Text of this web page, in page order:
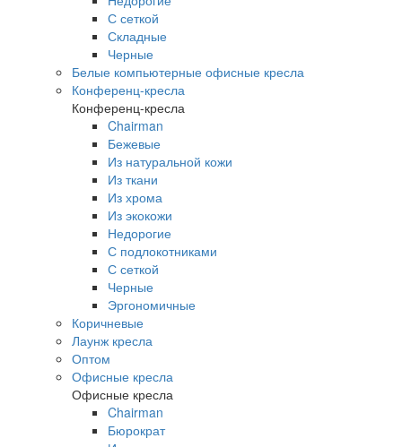
С сеткой
Складные
Черные
Белые компьютерные офисные кресла
Конференц-кресла
Конференц-кресла
Chairman
Бежевые
Из натуральной кожи
Из ткани
Из хрома
Из экокожи
Недорогие
С подлокотниками
С сеткой
Черные
Эргономичные
Коричневые
Лаунж кресла
Оптом
Офисные кресла
Офисные кресла
Chairman
Бюрократ